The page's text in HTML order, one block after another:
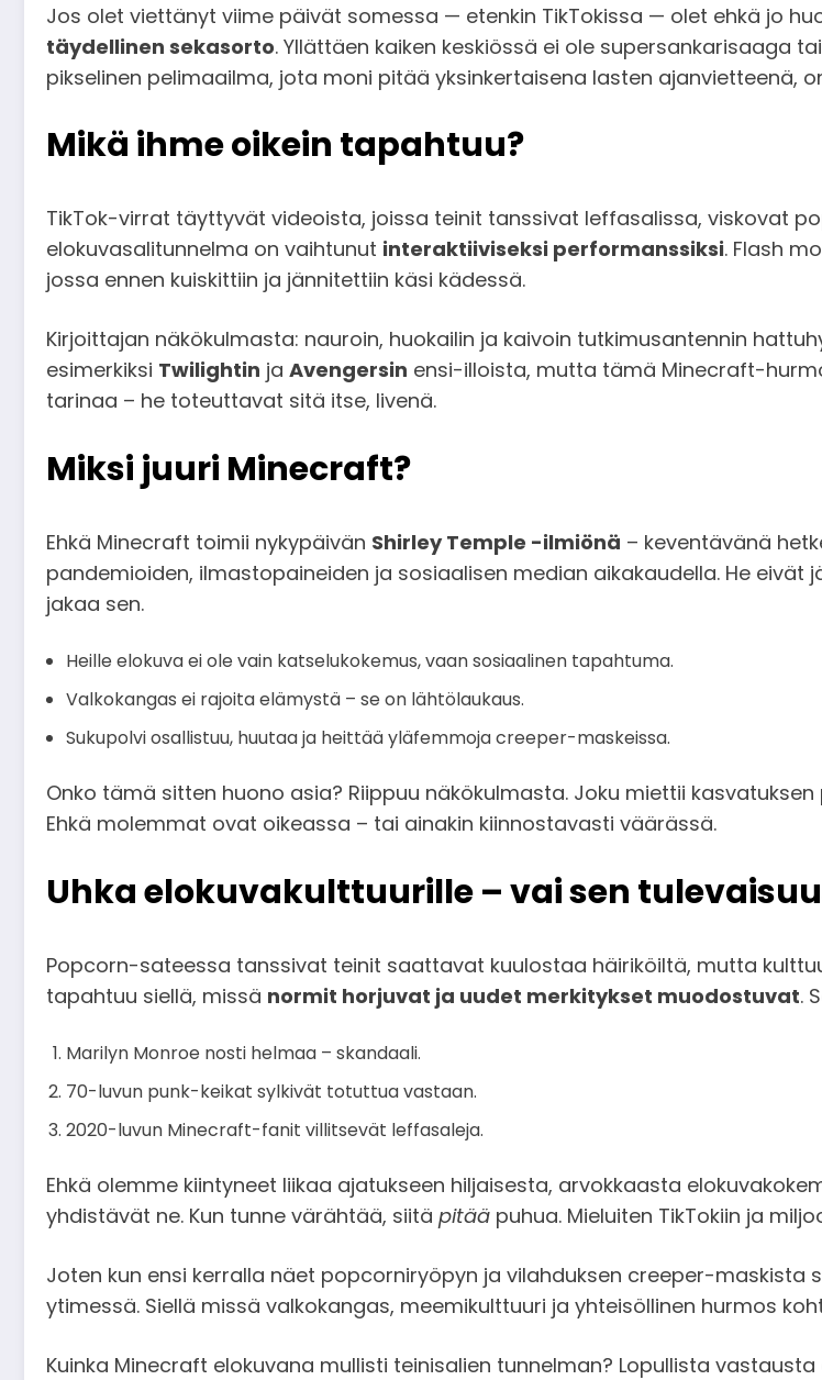
Jos olet viettänyt viime päivät somessa — etenkin TikTokissa — olet ehkä jo
täydellinen sekasorto. Yllättäen kaiken keskiössä ei ole supersankarisaaga
pikselinen pelimaailma, jota moni pitää yksinkertaisena lasten ajanvietteenä,
Mikä ihme oikein tapahtuu?
TikTok-virrat täyttyvät videoista, joissa teinit tanssivat leffasalissa, viskovat
elokuvasalitunnelma on vaihtunut interaktiiviseksi performanssiksi. Flash
jossa ennen kuiskittiin ja jännitettiin käsi kädessä.
Kirjoittajan näkökulmasta: nauroin, huokailin ja kaivoin tutkimusantennin
esimerkiksi Twilightin ja Avengersin ensi-illoista, mutta tämä Minecraft-
tarinaa – he toteuttavat sitä itse, livenä.
Miksi juuri Minecraft?
Ehkä Minecraft toimii nykypäivän Shirley Temple -ilmiönä – keventävänä
pandemioiden, ilmastopaineiden ja sosiaalisen median aikakaudella. He
jakaa sen.
Heille elokuva ei ole vain katselukokemus, vaan sosiaalinen tapahtuma.
Valkokangas ei rajoita elämystä – se on lähtölaukaus.
Sukupolvi osallistuu, huutaa ja heittää yläfemmoja creeper-maskeissa.
Onko tämä sitten huono asia? Riippuu näkökulmasta. Joku miettii
Ehkä molemmat ovat oikeassa – tai ainakin kiinnostavasti väärässä.
Uhka elokuvakulttuurille – vai sen
Popcorn-sateessa tanssivat teinit saattavat kuulostaa häiriköiltä, mutta
tapahtuu siellä, missä normit horjuvat ja uudet merkitykset muodostuvat.
Marilyn Monroe nosti helmaa – skandaali.
70-luvun punk-keikat sylkivät totuttua vastaan.
2020-luvun Minecraft-fanit villitsevät leffasaleja.
Ehkä olemme kiintyneet liikaa ajatukseen hiljaisesta, arvokkaasta
yhdistävät ne. Kun tunne värähtää, siitä pitää puhua. Mieluiten TikTokiin ja
Joten kun ensi kerralla näet popcorniryöpyn ja vilahduksen creeper-maskista
ytimessä. Siellä missä valkokangas, meemikulttuuri ja yhteisöllinen hurmos
Kuinka Minecraft elokuvana mullisti teinisalien tunnelman? Lopullista